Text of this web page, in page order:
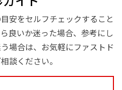
安をセルフチェックすること
良いか迷った場合、参考にし
場合は、お気軽にファストド
談ください。